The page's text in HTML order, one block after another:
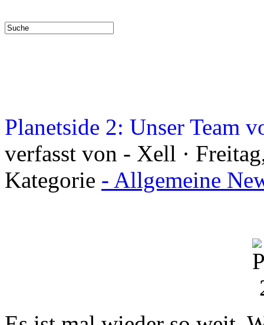
Planetside 2: Unser Team
verfasst von - Xell ·
Kategorie - Allgemeine